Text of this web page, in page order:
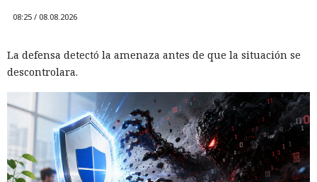
08:25 / 08.08.2026
La defensa detectó la amenaza antes de que la situación se
descontrolara.